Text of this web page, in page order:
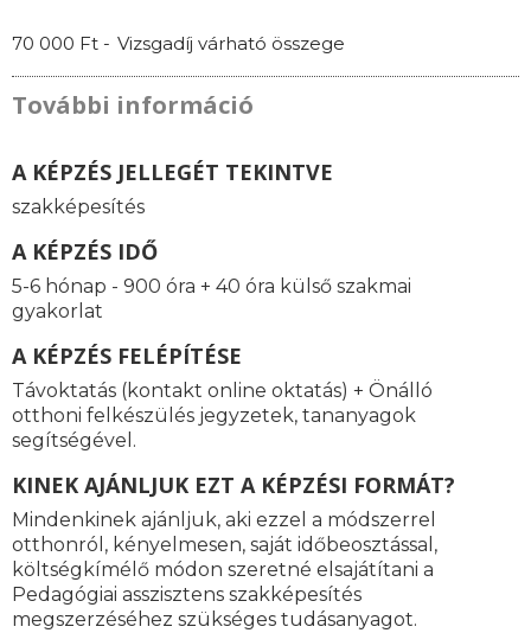
70 000 Ft - Vizsgadíj várható összege
További információ
A KÉPZÉS JELLEGÉT TEKINTVE
szakképesítés
A KÉPZÉS IDŐ
5-6 hónap - 900 óra + 40 óra külső szakmai
gyakorlat
A KÉPZÉS FELÉPÍTÉSE
Távoktatás (kontakt online oktatás) + Önálló
otthoni felkészülés jegyzetek, tananyagok
segítségével.
KINEK AJÁNLJUK EZT A KÉPZÉSI FORMÁT?
Mindenkinek ajánljuk, aki ezzel a módszerrel
otthonról, kényelmesen, saját időbeosztással,
költségkímélő módon szeretné elsajátítani a
Pedagógiai asszisztens szakképesítés
megszerzéséhez szükséges tudásanyagot.